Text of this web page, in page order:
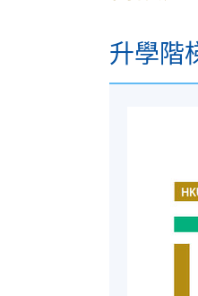
以下非本
排（他們
4. 持有有
5. 根據資
6. 持有非
個人申請
升學階